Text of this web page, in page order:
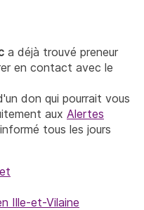
a déjà trouvé preneur
en contact avec le
don qui pourrait vous
aux Alertes
tous les jours
Ille-et-Vilaine